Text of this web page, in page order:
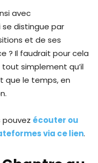
avec
se distingue par
et de ses
? Il faudrait pour cela
simplement qu’il
que le temps, en
pouvez écouter ou
via ce lien.